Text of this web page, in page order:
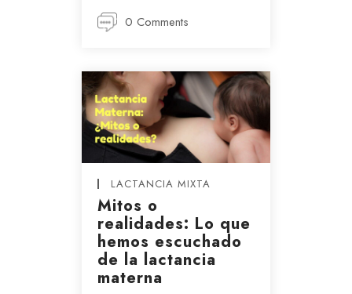
0 Comments
LACTANCIA MIXTA
Mitos o
realidades: Lo que
hemos escuchado
de la lactancia
materna